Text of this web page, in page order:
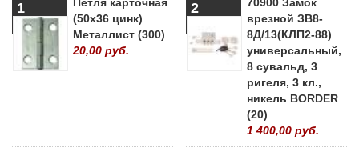
1
(50х36 цинк)
Металлист (300)
20,00 руб.
2
врезной ЗВ8-
8Д/13(КЛП2-88)
универсальный,
8 сувальд, 3
ригеля, 3 кл.,
никель BORDER
(20)
1 400,00 руб.